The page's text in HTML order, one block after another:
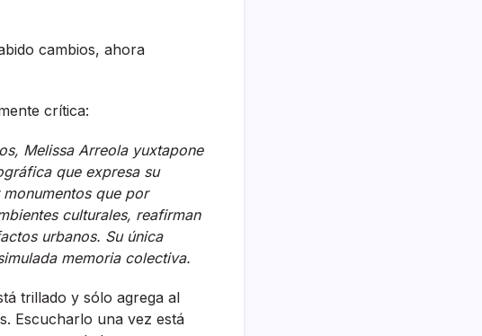
cambios, ahora
crí­tica:
Melissa Arreola yuxtapone
que expresa su
que por
culturales, reafirman
urbanos. Su única
memoria colectiva.
trillado y sólo agrega al
Escucharlo una vez está